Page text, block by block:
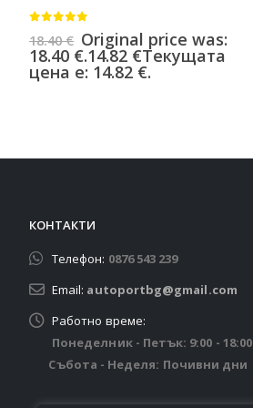
18.40€ Original price was:
18.40 €.14.82 €Текущата
цена е: 14.82 €.
КОНТАКТИ
Телефон: 0876 543 239
Email: autoportbg@gmail.com
Работно време:
Понеделник - Петък: 9:00 - 18:00
Събота - Неделя: Почивни дни